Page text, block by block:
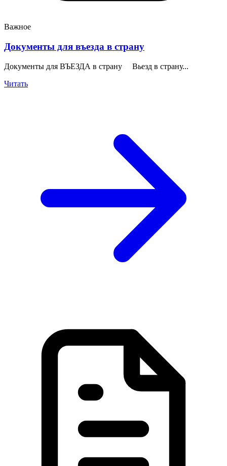
Важное
Документы для въезда в страну
Документы для ВЪЕЗДА в страну Вьезд в страну...
Читать